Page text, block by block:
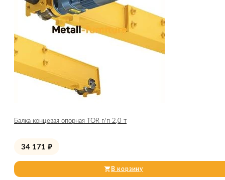
Балка концевая опорная TOR г/п 2,0 т
34 171 ₽
В корзину